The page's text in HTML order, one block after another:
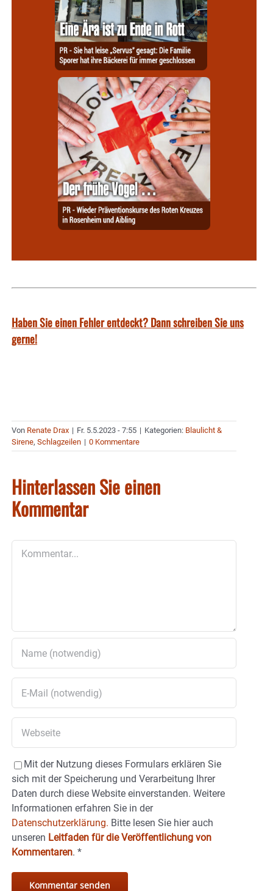
Haben Sie einen Fehler entdeckt? Dann schreiben Sie uns
gerne!
Von Renate Drax | Fr. 5.5.2023 - 7:55 | Kategorien: Blaulicht &
Sirene, Schlagzeilen | 0 Kommentare
Hinterlassen Sie einen
Kommentar
Mit der Nutzung dieses Formulars erklären Sie
sich mit der Speicherung und Verarbeitung Ihrer
Daten durch diese Website einverstanden. Weitere
Informationen erfahren Sie in der
Datenschutzerklärung. Bitte lesen Sie hier auch
unseren Leitfaden für die Veröffentlichung von
Kommentaren. *